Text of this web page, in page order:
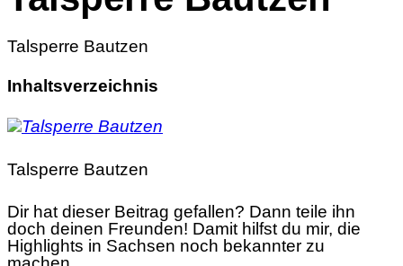
Talsperre Bautzen
Inhaltsverzeichnis
Talsperre Bautzen
Dir hat dieser Beitrag gefallen? Dann teile ihn
doch deinen Freunden! Damit hilfst du mir, die
Highlights in Sachsen noch bekannter zu